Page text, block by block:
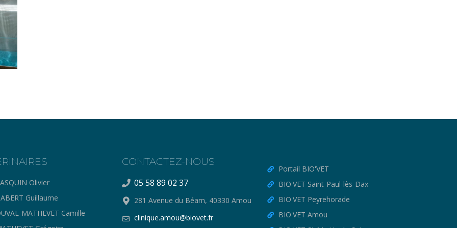
Olivier
Guillaume
MATHEVET Camille
CONTACTEZ-NOUS
05 58 89 02 37
281 Avenue du Béarn, 40330 Amou
clinique.amou@biovet.fr
Portail BIO'VET
BIO'VET Saint-Paul-lès-Dax
BIO'VET Peyrehorade
BIO'VET Amou